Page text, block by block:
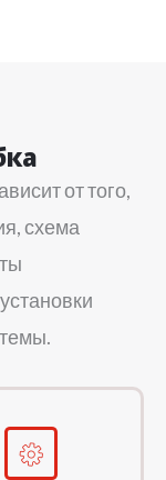
от того,
схема